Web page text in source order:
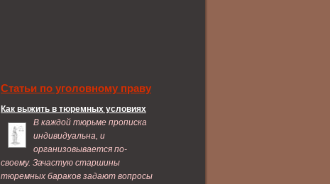
Статьи по уголовному праву
Как выжить в тюремных условиях
В каждой тюрьме прописка
индивидуальна, и
организовывается по-
своему. Зачастую старшины
тюремных бараков задают вопросы